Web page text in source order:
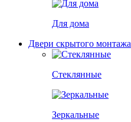
Для дома
Двери скрытого монтажа
Стеклянные
Зеркальные